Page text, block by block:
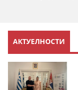
АКТУЕЛНОСТИ